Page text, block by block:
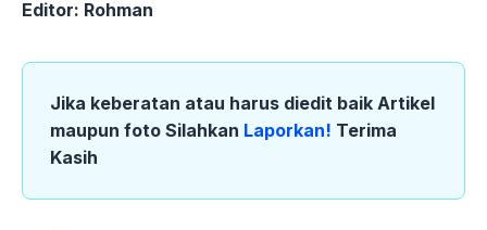
Editor: Rohman
Jika keberatan atau harus diedit baik Artikel
maupun foto Silahkan Laporkan! Terima
Kasih